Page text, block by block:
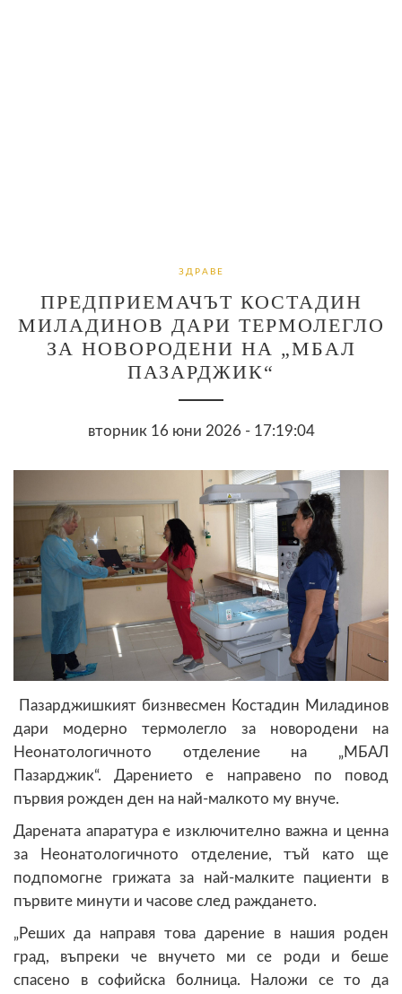
ЗДРАВЕ
ПРЕДПРИЕМАЧЪТ КОСТАДИН
МИЛАДИНОВ ДАРИ ТЕРМОЛЕГЛО
ЗА НОВОРОДЕНИ НА „МБАЛ
ПАЗАРДЖИК“
вторник 16 юни 2026 - 17:19:04
Пазарджишкият бизнвесмен Костадин Миладинов
дари модерно термолегло за новородени на
Неонатологичното отделение на „МБАЛ
Пазарджик“. Дарението е направено по повод
първия рожден ден на най-малкото му внуче.
Дарената апаратура е изключително важна и ценна
за Неонатологичното отделение, тъй като ще
подпомогне грижата за най-малките пациенти в
първите минути и часове след раждането.
„Реших да направя това дарение в нашия роден
град, въпреки че внучето ми се роди и беше
спасено в софийска болница. Наложи се то да